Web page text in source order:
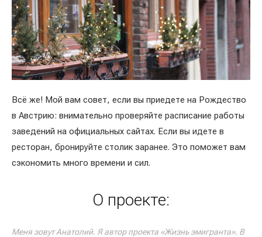
Всё же! Мой вам совет, если вы приедете на Рождество
в Австрию: внимательно проверяйте расписание работы
заведений на официальных сайтах. Если вы идете в
ресторан, бронируйте столик заранее. Это поможет вам
сэкономить много времени и сил.
О проекте:
Меня зовут Анатолий. Я автор проекта «Жизнь эмигранта». В